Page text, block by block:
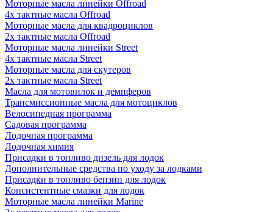
Моторные масла линейки Offroad
4х тактные масла Offroad
Моторные масла для квадроциклов
2х тактные масла Offroad
Моторные масла линейки Street
4х тактные масла Street
Моторные масла для скутеров
2х тактные масла Street
Масла для мотовилок и демпферов
Трансмиссионные масла для мотоциклов
Велосипедная программа
Садовая программа
Лодочная программа
Лодочная химия
Присадки в топливо дизель для лодок
Дополнительные средства по уходу за лодками
Присадки в топливо бензин для лодок
Консистентные смазки для лодок
Моторные масла линейки Marine